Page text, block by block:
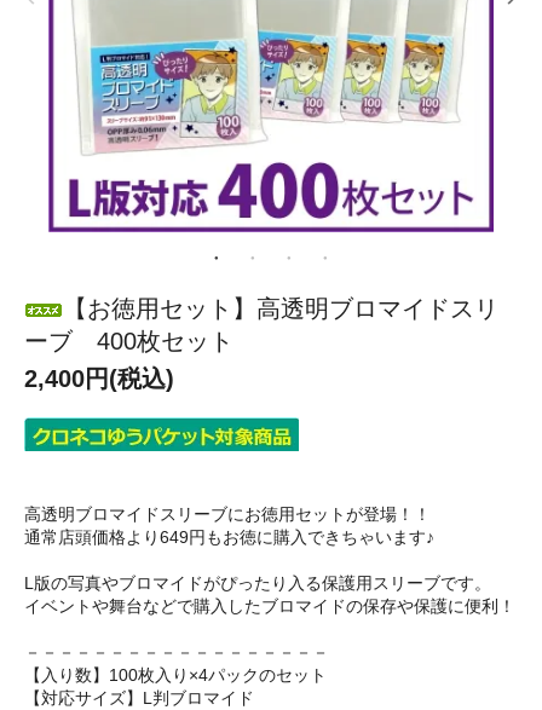
【お徳用セット】高透明ブロマイドスリ
ーブ 400枚セット
2,400円(税込)
高透明ブロマイドスリーブにお徳用セットが登場！！
通常店頭価格より649円もお徳に購入できちゃいます♪
L版の写真やブロマイドがぴったり入る保護用スリーブです。
イベントや舞台などで購入したブロマイドの保存や保護に便利！
－－－－－－－－－－－－－－－－－－
【入り数】100枚入り×4パックのセット
【対応サイズ】L判ブロマイド